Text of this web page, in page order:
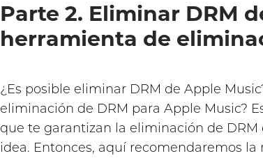
Parte 2. Eliminar DRM
herramienta de
¿Es posible eliminar DRM de Apple
eliminación de DRM para Apple Music?
que te garantizan la eliminación de
idea. Entonces, aquí recomendaremos